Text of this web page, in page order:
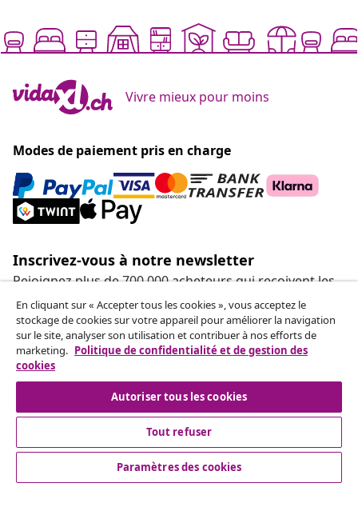
Vivre mieux pour moins
Modes de paiement pris en charge
Inscrivez-vous à notre newsletter
Rejoignez plus de 700 000 acheteurs qui reçoivent les
offres hebdomadaires, les promotions saisonnières et
les nouveautés de vidaXL.
Nos comptes de réseaux sociaux
Service Clients
En cliquant sur « Accepter tous les cookies », vous acceptez le
stockage de cookies sur votre appareil pour améliorer la navigation
sur le site, analyser son utilisation et contribuer à nos efforts de
marketing. Politique de confidentialité et de gestion des
cookies
Autoriser tous les cookies
Tout refuser
Paramètres des cookies